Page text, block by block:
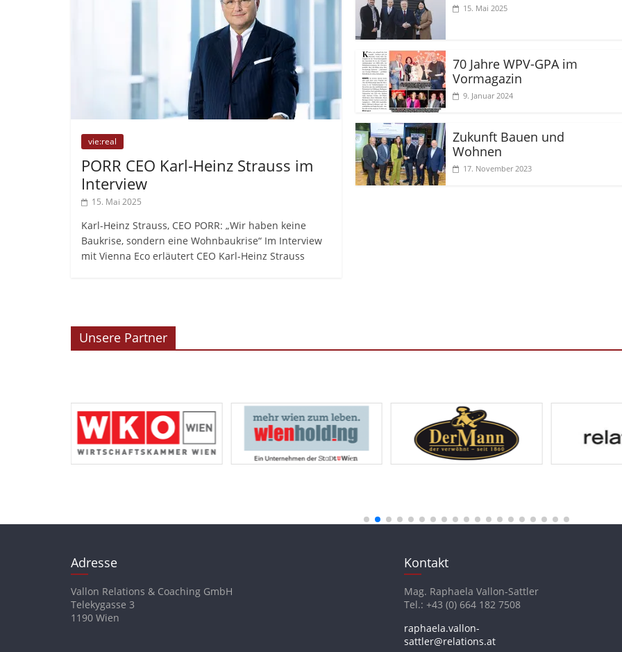
vie:real
PORR CEO Karl-Heinz Strauss im
Interview
15. Mai 2025
Karl-Heinz Strauss, CEO PORR: „Wir haben keine
Baukrise, sondern eine Wohnbaukrise“ Im Interview
mit Vienna Eco erläutert CEO Karl-Heinz Strauss
15. Mai 2025
70 Jahre WPV-GPA im
Vormagazin
9. Januar 2024
Zukunft Bauen und
Wohnen
17. November 2023
Unsere Partner
Adresse
Vallon Relations & Coaching GmbH
Telekygasse 3
1190 Wien
Kontakt
Mag. Raphaela Vallon-Sattler
Tel.: +43 (0) 664 182 7508
raphaela.vallon-
sattler@relations.at